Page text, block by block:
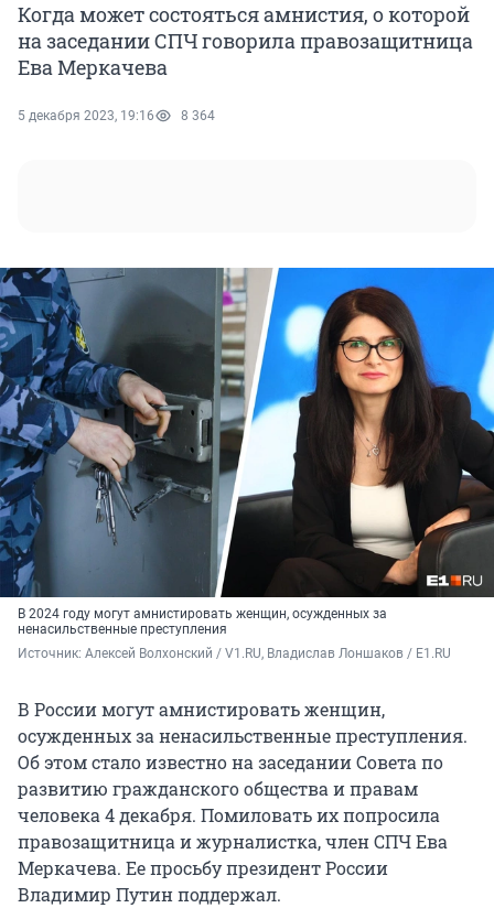
Когда может состояться амнистия, о которой
на заседании СПЧ говорила правозащитница
Ева Меркачева
5 декабря 2023, 19:16 8 364
В 2024 году могут амнистировать женщин, осужденных за
ненасильственные преступления
Источник: Алексей Волхонский / V1.RU, Владислав Лоншаков / E1.RU
В России могут амнистировать женщин,
осужденных за ненасильственные преступления.
Об этом стало известно на заседании Совета по
развитию гражданского общества и правам
человека 4 декабря. Помиловать их попросила
правозащитница и журналистка, член СПЧ Ева
Меркачева. Ее просьбу президент России
Владимир Путин поддержал.